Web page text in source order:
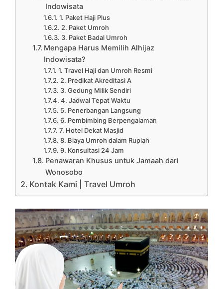
Indowisata
1. Paket Haji Plus
2. Paket Umroh
3. Paket Badal Umroh
Mengapa Harus Memilih Alhijaz
Indowisata?
1. Travel Haji dan Umroh Resmi
2. Predikat Akreditasi A
3. Gedung Milik Sendiri
4. Jadwal Tepat Waktu
5. Penerbangan Langsung
6. Pembimbing Berpengalaman
7. Hotel Dekat Masjid
8. Biaya Umroh dalam Rupiah
9. Konsultasi 24 Jam
Penawaran Khusus untuk Jamaah dari
Wonosobo
Kontak Kami | Travel Umroh